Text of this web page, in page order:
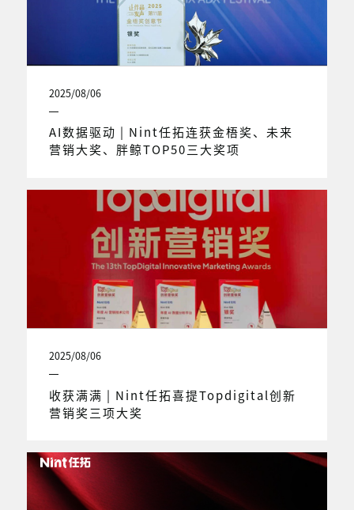
2025/08/06
AI数据驱动 | Nint任拓连获金梧奖、未来
营销大奖、胖鲸TOP50三大奖项
2025/08/06
收获满满 | Nint任拓喜提Topdigital创新
营销奖三项大奖